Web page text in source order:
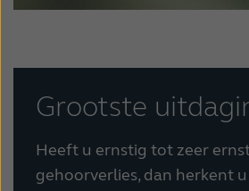
Grootste
Heeft u ernstig tot zeer
gehoorverlies, dan herkent